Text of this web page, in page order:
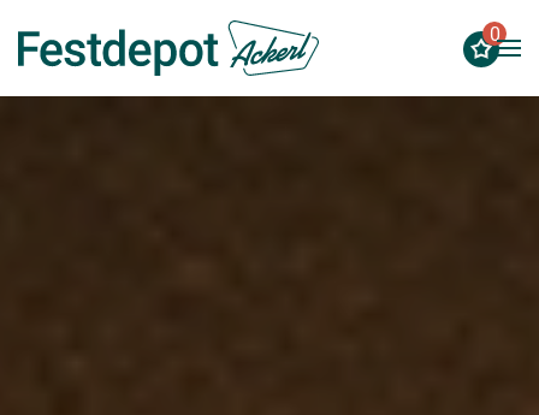
Zum Hauptinhalt springen
0